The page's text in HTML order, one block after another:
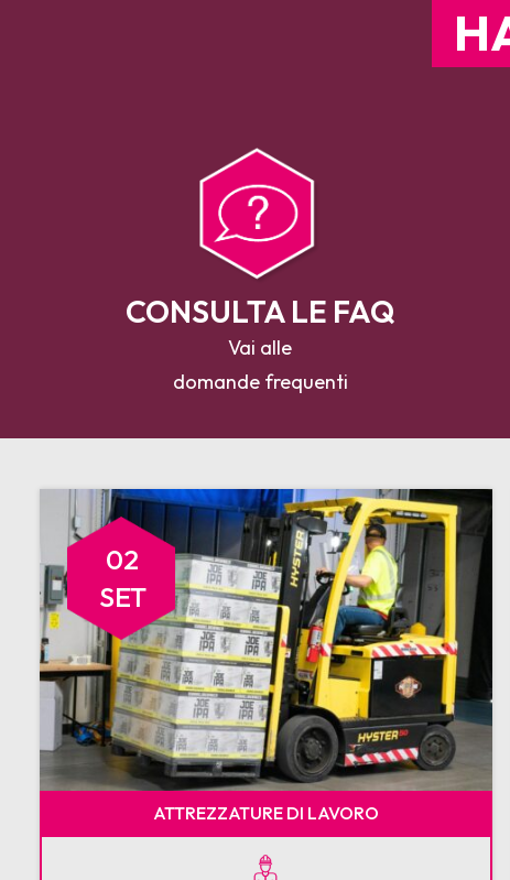
CONSULTA LE FAQ
Vai alle
domande frequenti
02
SET
ATTREZZATURE DI LAVORO